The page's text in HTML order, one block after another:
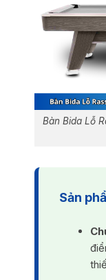
Bàn Bida Lỗ
Sản